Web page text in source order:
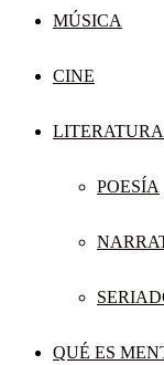
MÚSICA
CINE
LITERATURA
POESÍA
QUÉ ES